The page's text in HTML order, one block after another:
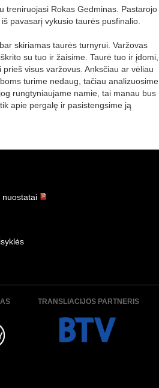
treniruojasi Rokas Gedminas. Pastarojo
iš pavasarį vykusio taurės pusfinalio.
skiriamas taurės turnyrui. Varžovas
su tuo ir žaisime. Taurė tuo ir įdomi,
visus varžovus. Anksčiau ar vėliau
turime nedaug, tačiau analizuosime
rungtyniaujame namie, tai manau bus
apie pergalę ir pasistengsime ją
nuostatai
TRANSLIACIJOS PARTNERIS